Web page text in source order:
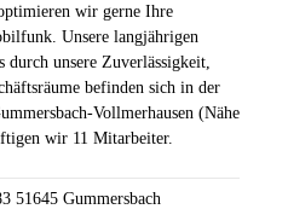
wir gerne Ihre
Unsere langjährigen
durch unsere Zuverlässigkeit,
befinden sich in der
Vollmerhausen (Nähe
wir 11 Mitarbeiter.
51645 Gummersbach